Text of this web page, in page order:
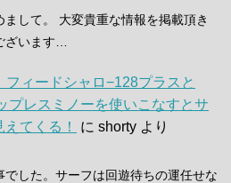
まして。 大変貴重な情報を掲載頂き
ざいます…
フィードシャロ−128プラスと
プレスミノーを使いこなすとサ
てくる！
に shorty より
でした。サーフは回遊待ちの運任せな